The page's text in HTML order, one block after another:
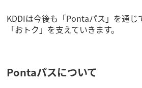
KDDIは今後も「Pontaパス」を通じ
「おトク」を支えていきます。
Pontaパスについて